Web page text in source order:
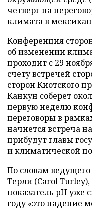
четверг на
климата в
Конференция
об изменении
проходит с 29
счету встречей
сторон Киотского
Канкун соберет
первую неделю
переговоры в
начнется встреча
прибудут главы
и климатической
По словам ведущего
Терли (Carol
показатель pH уже
году «это падение